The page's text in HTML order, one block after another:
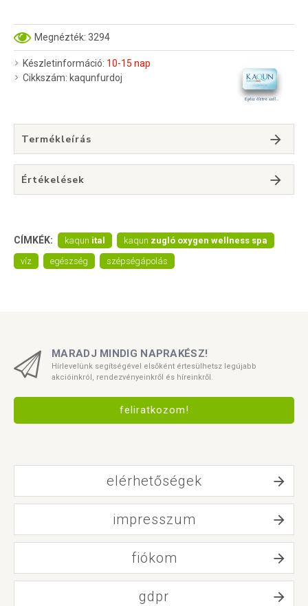
Készletinformáció: 10-15 nap
Cikkszám: kaqunfurdoj
Megnézték: 3294
Termékleírás
Értékelések
CÍMKÉK: kaqun ital kaqun zugló oxygen wellness spa
víz
egészség szépségápolás
MARADJ MINDIG NAPRAKÉSZ!
Hírlevelünk segítségével elsőként értesülhetsz legújabb
akcióinkról, rendezvényeinkről és híreinkről.
feliratkozom!
elérhetőségek
impresszum
fiókom
gdpr